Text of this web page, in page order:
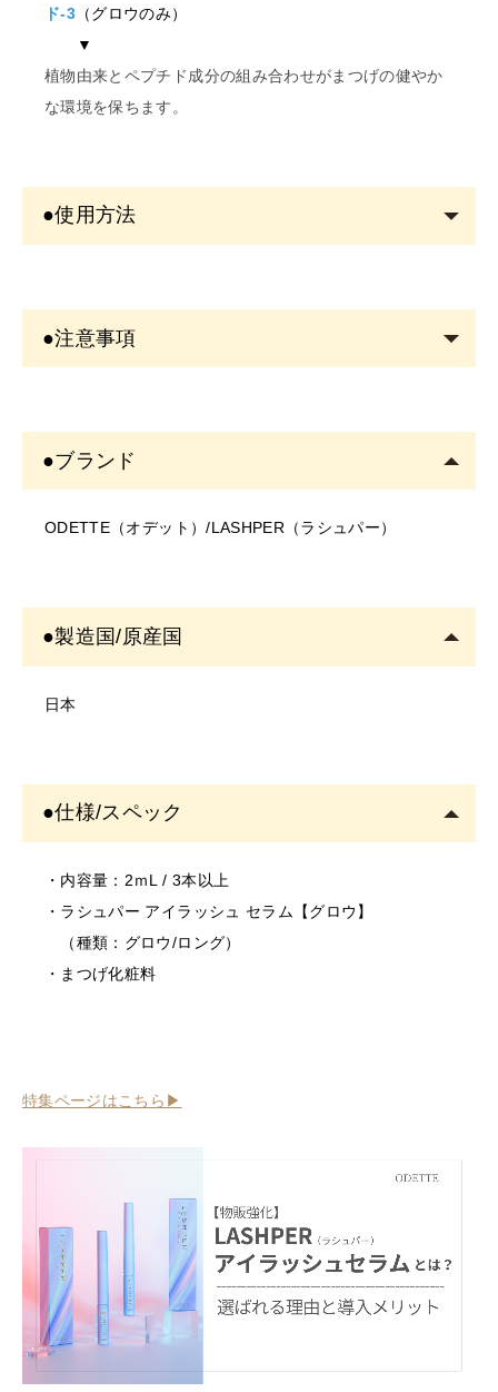
ド-3 （グロウのみ）
▼
植物由来とペプチド成分の組み合わせがまつげの健やか
な環境を保ちます。
●使用方法
うにまつげの根元にたっぷり塗ります。
メイクをされる場合は、美容液が乾いてから行います。
●注意事項
・写真のイメージと実物とは色、模様など多少異なる場
合がございます。
ー、素材、表記など)が変更する場合があります。
＜ご使用について＞
・お肌に異常があるときは使用をしないでください。
を中止し、専門医にご相談されることをおすすめしま
す。そのまま使用を続けますと、悪化する恐れがありま
す。
＜保存/保管/期限について＞
・乳幼児の手の届かない場所に保管してください。
・極端に高温又は低温の場所、直射日光のあたる場所に
・不良品、欠品につきましては商品到着後、1週間以内に
・お客様のご都合による返品、交換はできません。
●ブランド
ODETTE（オデット）/LASHPER（ラシュパー）
●製造国/原産国
日本
●仕様/スペック
・内容量：2ｍL / 3本以上
・ラシュパー アイラッシュ セラム【グロウ】
（種類：グロウ/ロング）
・まつげ化粧料
特集ページはこちら▶